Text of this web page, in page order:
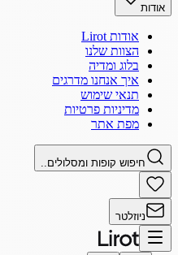
אודות
אודות Lirot
הצוות שלנו
בלוג ומדיה
איך אנחנו מדרגים
תנאי שימוש
מדיניות פרטיות
מפת אתר
חיפוש קופות ומסלולים..
ניוזלטר